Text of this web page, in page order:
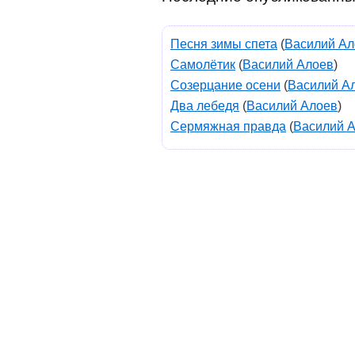
Песня зимы спета (Василий
Самолётик (Василий Алоев)
Созерцание осени (Василий
Два лебедя (Василий Алоев)
Сермяжная правда (Василий